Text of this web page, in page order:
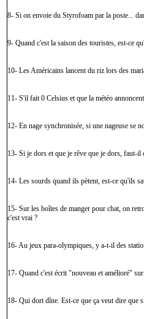
8- Si on envoie du Styrofoam par la poste...
9- Quand c'est la saison des touristes, est-ce
10- Les Américains lancent du riz lors des
11- S'il fait 0 Celsius et que la météo
12- En nage synchronisée, si une nageuse se
13- Si je dors et que je rêve que je dors, faut-
14- Les sourds quand ils pètent, est-ce qu'ils
15- Sur les boîtes de manger pour chat, on
c'est vrai ?
16- Au jeux para-olympiques, y a-t-il des
17- Quand c'est écrit "nouveau et amélioré"
18- Qui dort dîne. Est-ce que ça veut dire que